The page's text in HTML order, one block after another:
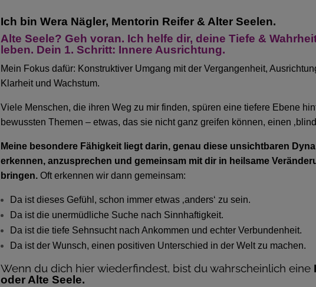
Ich bin Wera Nägler, Mentorin Reifer & Alter Seelen.
Alte Seele? Geh voran. Ich helfe dir, deine Tiefe &
leben. Dein 1. Schritt: Innere Ausrichtung.
Mein Fokus dafür: Konstruktiver Umgang mit der Vergangenheit,
Klarheit und Wachstum.
Viele Menschen, die ihren Weg zu mir finden, spüren eine tiefere Ebene
bewussten Themen – etwas, das sie nicht ganz greifen können, einen
Meine besondere Fähigkeit liegt darin, genau diese unsichtbaren
erkennen, anzusprechen und gemeinsam mit dir in heilsame
bringen. Oft erkennen wir dann gemeinsam:
Da ist dieses Gefühl, schon immer etwas ‚anders‘ zu sein.
Da ist die unermüdliche Suche nach Sinnhaftigkeit.
Da ist die tiefe Sehnsucht nach Ankommen und echter Verbundenheit.
Da ist der Wunsch, einen positiven Unterschied in der Welt zu machen.
Wenn du dich hier wiederfindest, bist du wahrscheinlich eine
oder Alte Seele.